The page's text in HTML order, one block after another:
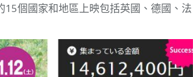
15個國家和地區上映包括英國、德國、法